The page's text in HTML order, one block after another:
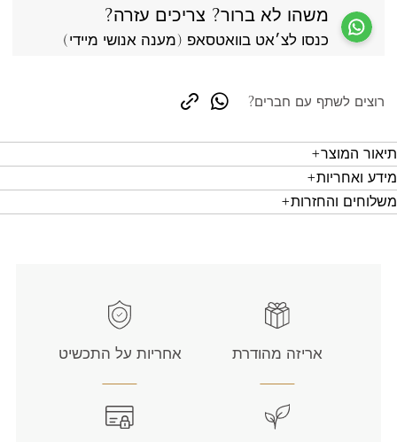
משהו לא ברור? צריכים עזרה?
כנסו לצ׳אט בוואטסאפ (מענה אנושי מיידי)
רוצים לשתף עם חברים?
whatsapp
copy link
תיאור המוצר
מידע ואחריות
משלוחים והחזרות
אריזה מהודרת אחריות על התכשיט